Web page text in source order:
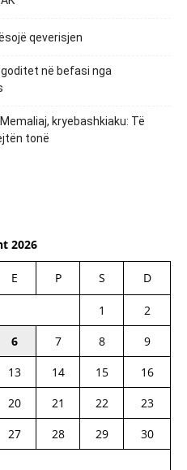
qeverisjen
në befasi nga
kryebashkiaku: Të
tonë
2026
E P S D
1
2
6 7 8
9
13 14 15
16
20 21 22
23
27 28 29
30